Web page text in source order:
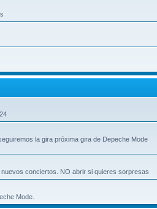
la gira próxima gira de Depeche Mode
conciertos. NO abrir si quieres sorpresas
Mode.